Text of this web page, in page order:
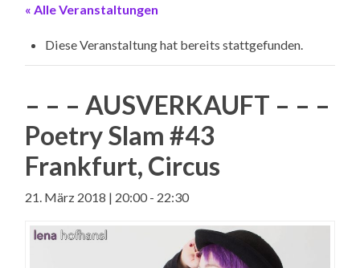
« Alle Veranstaltungen
Diese Veranstaltung hat bereits stattgefunden.
– – – AUSVERKAUFT – – –
Poetry Slam #43
Frankfurt, Circus
21. März 2018 | 20:00 - 22:30